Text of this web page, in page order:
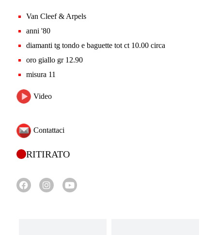
Van Cleef & Arpels
anni '80
diamanti tg tondo e baguette tot ct 10.00 circa
oro giallo gr 12.90
misura 11
Video
Contattaci
RITIRATO